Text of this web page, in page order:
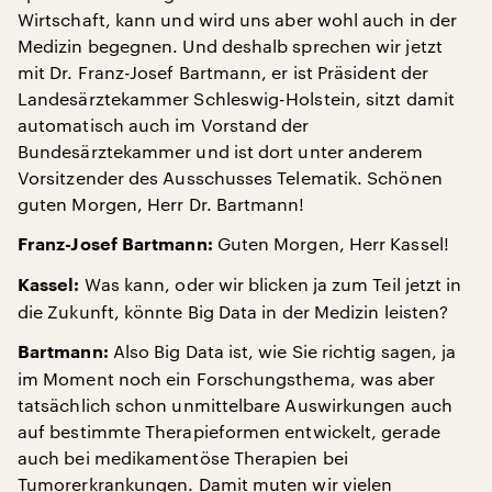
Wirtschaft, kann und wird uns aber wohl auch in der
Medizin begegnen. Und deshalb sprechen wir jetzt
mit Dr. Franz-Josef Bartmann, er ist Präsident der
Landesärztekammer Schleswig-Holstein, sitzt damit
automatisch auch im Vorstand der
Bundesärztekammer und ist dort unter anderem
Vorsitzender des Ausschusses Telematik. Schönen
guten Morgen, Herr Dr. Bartmann!
Franz-Josef Bartmann: Guten Morgen, Herr Kassel!
Kassel: Was kann, oder wir blicken ja zum Teil jetzt in
die Zukunft, könnte Big Data in der Medizin leisten?
Bartmann: Also Big Data ist, wie Sie richtig sagen, ja
im Moment noch ein Forschungsthema, was aber
tatsächlich schon unmittelbare Auswirkungen auch
auf bestimmte Therapieformen entwickelt, gerade
auch bei medikamentöse Therapien bei
Tumorerkrankungen. Damit muten wir vielen